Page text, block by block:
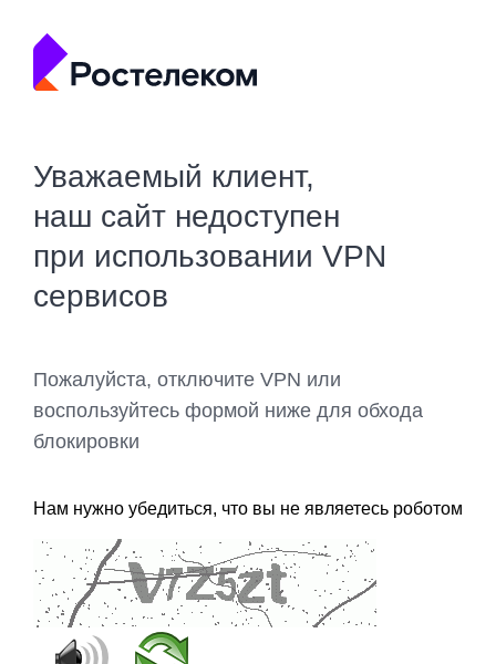
Уважаемый клиент,
наш сайт недоступен
при использовании VPN
сервисов
Пожалуйста, отключите VPN или
воспользуйтесь формой ниже для обхода
блокировки
Нам нужно убедиться, что вы не являетесь роботом